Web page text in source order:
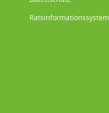
Ratsinformationssystem